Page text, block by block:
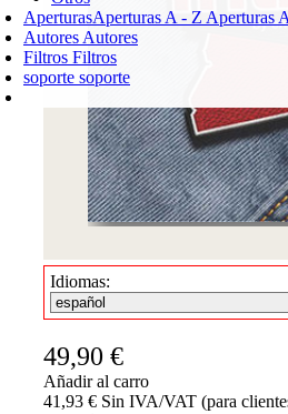
AperturasAperturas A - Z Aperturas
Autores Autores
Filtros Filtros
soporte soporte
Login
Idiomas:
49,90 €
Añadir al carro
41,93 € Sin IVA/VAT (para